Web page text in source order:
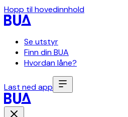
Hopp til hovedinnhold
Se utstyr
Finn din BUA
Hvordan låne?
Last ned app